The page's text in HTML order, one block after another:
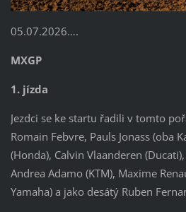
05.07.2026….
MXGP
1. jízda
Jezdci se ke startu řadili v tomto
Romain Febvre, Pauls Jonass (oba
(Honda), Calvin Vlaanderen
Andrea Adamo (KTM), Maxime
Yamaha) a jako desátý Ruben